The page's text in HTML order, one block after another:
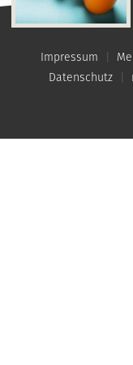
MMM -
Impressum
Datenschutz